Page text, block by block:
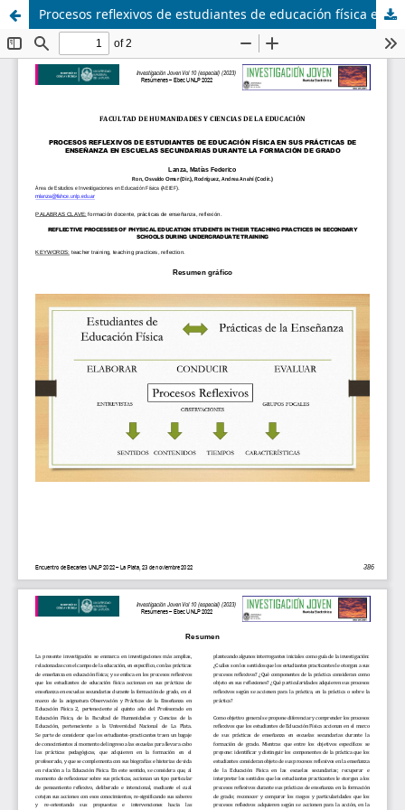
Procesos reflexivos de estudiantes de educación física en sus prácticas de enseñanza en escuelas secundarias durante la formación de grado